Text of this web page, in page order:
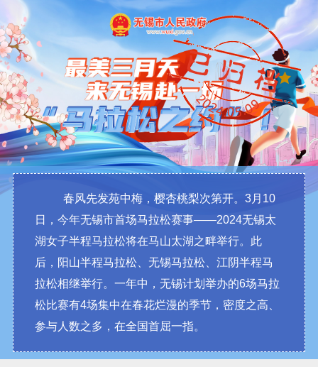
春风先发苑中梅，樱杏桃梨次第开。3月10
日，今年无锡市首场马拉松赛事——2024无锡太
湖女子半程马拉松将在马山太湖之畔举行。此
后，阳山半程马拉松、无锡马拉松、江阴半程马
拉松相继举行。一年中，无锡计划举办的6场马拉
松比赛有4场集中在春花烂漫的季节，密度之高、
参与人数之多，在全国首屈一指。